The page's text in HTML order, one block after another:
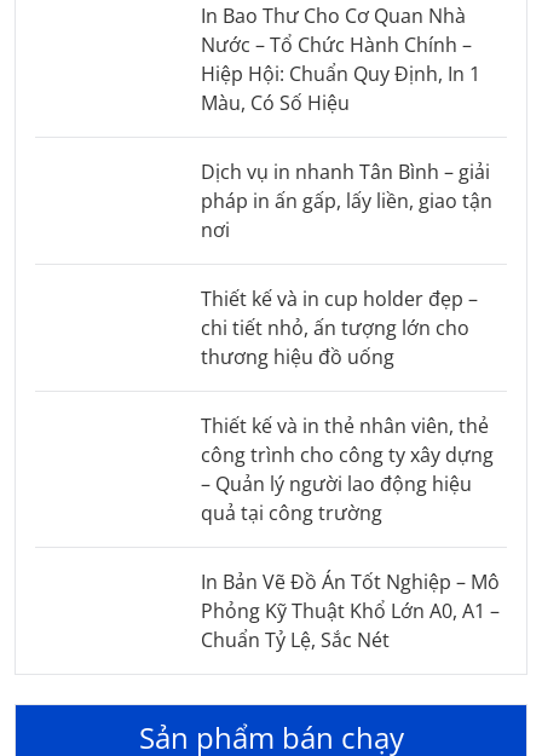
In Bao Thư Cho Cơ Quan Nhà
Nước – Tổ Chức Hành Chính –
Hiệp Hội: Chuẩn Quy Định, In 1
Màu, Có Số Hiệu
Dịch vụ in nhanh Tân Bình – giải
pháp in ấn gấp, lấy liền, giao tận
nơi
Thiết kế và in cup holder đẹp –
chi tiết nhỏ, ấn tượng lớn cho
thương hiệu đồ uống
Thiết kế và in thẻ nhân viên, thẻ
công trình cho công ty xây dựng
– Quản lý người lao động hiệu
quả tại công trường
In Bản Vẽ Đồ Án Tốt Nghiệp – Mô
Phỏng Kỹ Thuật Khổ Lớn A0, A1 –
Chuẩn Tỷ Lệ, Sắc Nét
Sản phẩm bán chạy